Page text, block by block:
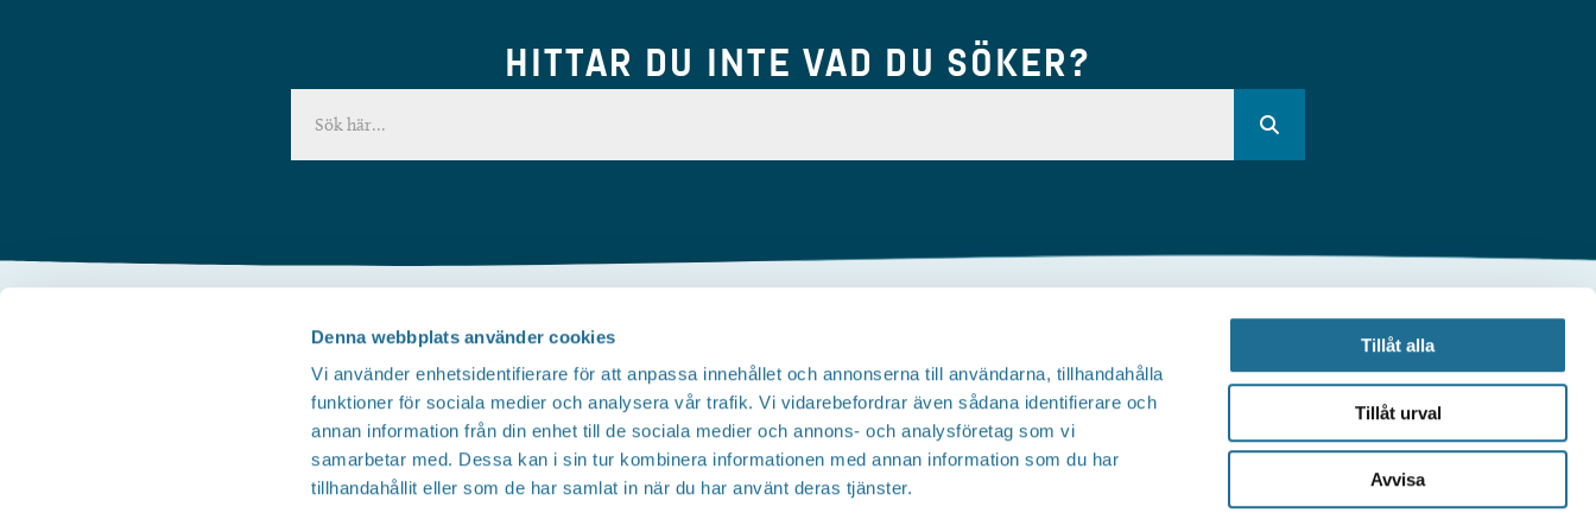
Denna webbplats använder cookies
Vi använder enhetsidentifierare för att anpassa innehållet och annonserna till användarna, tillhandahålla
funktioner för sociala medier och analysera vår trafik. Vi vidarebefordrar även sådana identifierare och
annan information från din enhet till de sociala medier och annons- och analysföretag som vi
samarbetar med. Dessa kan i sin tur kombinera informationen med annan information som du har
tillhandahållit eller som de har samlat in när du har använt deras tjänster.
Tillåt alla
Tillåt urval
Avvisa
HITTAR DU INTE VAD DU SÖKER?
Om webbplatsen
Tillgänglighetsredogörelse
Integritetspolicy
Tillväxt Motala
Visit Östergötland